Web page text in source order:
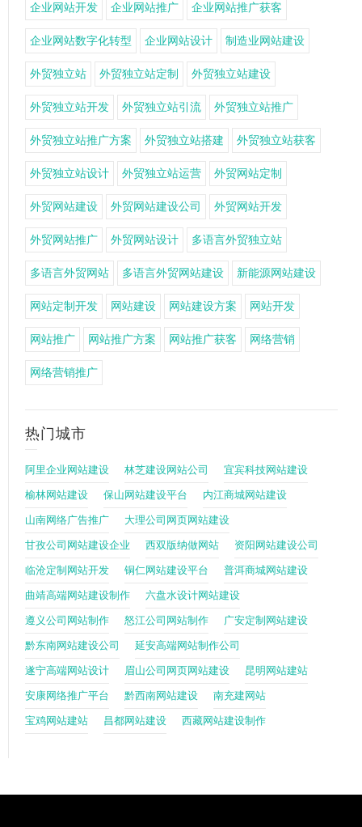
企业网站开发 企业网站推广 企业网站推广获客
企业网站数字化转型 企业网站设计 制造业网站建设
外贸独立站 外贸独立站定制 外贸独立站建设
外贸独立站开发 外贸独立站引流 外贸独立站推广
外贸独立站推广方案 外贸独立站搭建 外贸独立站获客
外贸独立站设计 外贸独立站运营 外贸网站定制
外贸网站建设 外贸网站建设公司 外贸网站开发
外贸网站推广 外贸网站设计 多语言外贸独立站
多语言外贸网站 多语言外贸网站建设 新能源网站建设
网站定制开发 网站建设 网站建设方案 网站开发
网站推广 网站推广方案 网站推广获客 网络营销
网络营销推广
热门城市
阿里企业网站建设 林芝建设网站公司 宜宾科技网站建设
榆林网站建设 保山网站建设平台 内江商城网站建设
山南网络广告推广 大理公司网页网站建设
甘孜公司网站建设企业 西双版纳做网站 资阳网站建设公司
临沧定制网站开发 铜仁网站建设平台 普洱商城网站建设
曲靖高端网站建设制作 六盘水设计网站建设
遵义公司网站制作 怒江公司网站制作 广安定制网站建设
黔东南网站建设公司 延安高端网站制作公司
遂宁高端网站设计 眉山公司网页网站建设 昆明网站建站
安康网络推广平台 黔西南网站建设 南充建网站
宝鸡网站建站 昌都网站建设 西藏网站建设制作